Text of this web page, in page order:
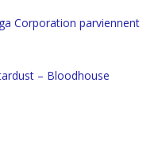
Corporation parviennent
– Bloodhouse